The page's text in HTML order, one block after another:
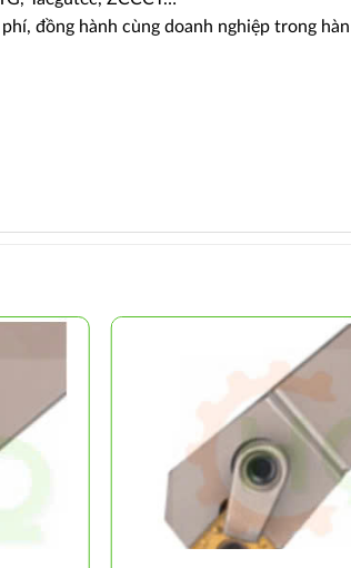
đồng hành cùng doanh nghiệp trong